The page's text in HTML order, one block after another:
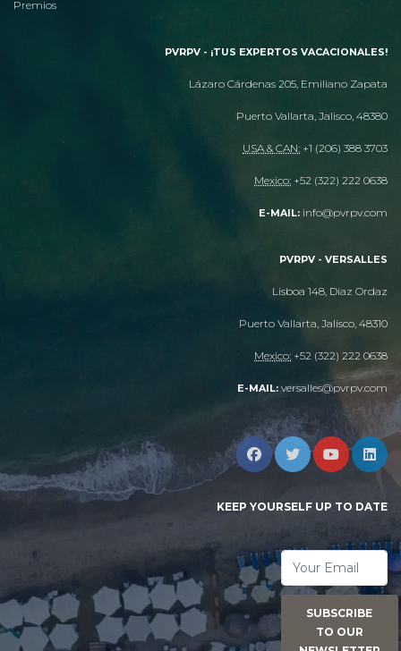
Premios
PVRPV - ¡TUS EXPERTOS VACACIONALES!
Lázaro Cárdenas 205, Emiliano Zapata
Puerto Vallarta, Jalisco, 48380
USA & CAN: +1 (206) 388 3703
Mexico: +52 (322) 222 0638
E-MAIL: info@pvrpv.com
PVRPV - VERSALLES
Lisboa 148, Diaz Ordaz
Puerto Vallarta, Jalisco, 48310
Mexico: +52 (322) 222 0638
E-MAIL: versalles@pvrpv.com
KEEP YOURSELF UP TO DATE
SUBSCRIBE
TO OUR